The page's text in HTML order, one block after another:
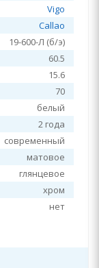
Vigo
Callao
19-600-Л (б/э)
60.5
15.6
70
белый
2 года
современный
матовое
глянцевое
хром
нет